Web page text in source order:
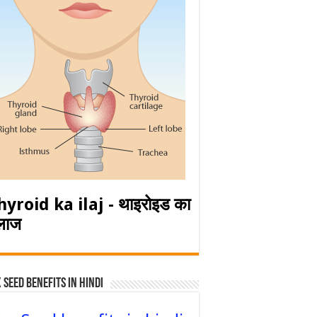
ka ilaj - थाइरोइड का
Seed Benefits in hindi